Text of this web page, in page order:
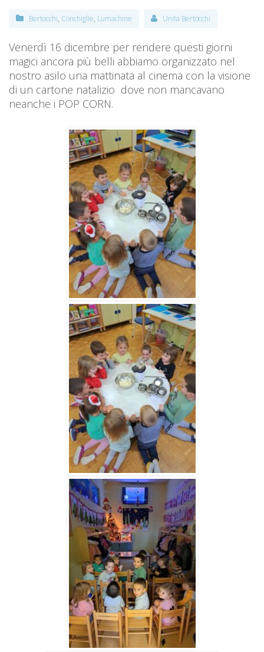
Bertocchi, Conchiglie, Lumachine Unita Bertocchi
Venerdì 16 dicembre per rendere questi giorni
magici ancora più belli abbiamo organizzato nel
nostro asilo una mattinata al cinema con la visione
di un cartone natalizio dove non mancavano
neanche i POP CORN.